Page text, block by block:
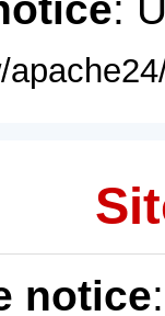
notice